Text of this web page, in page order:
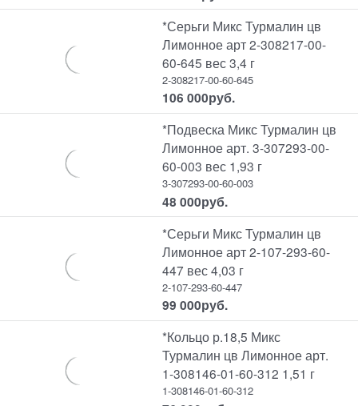
*Серьги Микс Турмалин цв
Лимонное арт 2-308217-00-
60-645 вес 3,4 г
2-308217-00-60-645
106 000руб.
*Подвеска Микс Турмалин цв
Лимонное арт. 3-307293-00-
60-003 вес 1,93 г
3-307293-00-60-003
48 000руб.
*Серьги Микс Турмалин цв
Лимонное арт 2-107-293-60-
447 вес 4,03 г
2-107-293-60-447
99 000руб.
*Кольцо р.18,5 Микс
Турмалин цв Лимонное арт.
1-308146-01-60-312 1,51 г
1-308146-01-60-312